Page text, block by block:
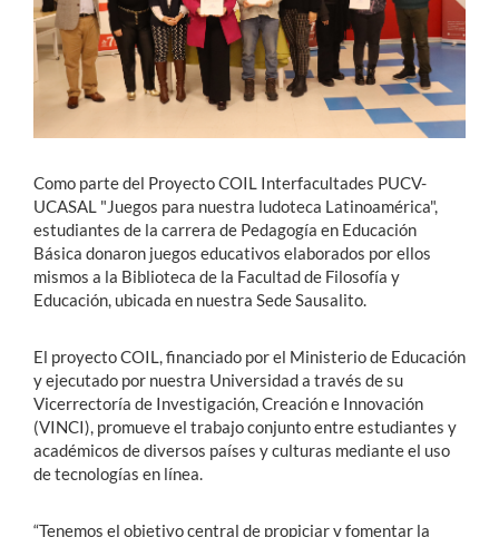
Alumni
Como parte del Proyecto COIL Interfacultades PUCV-
UCASAL "Juegos para nuestra ludoteca Latinoamérica",
estudiantes de la carrera de Pedagogía en Educación
Básica donaron juegos educativos elaborados por ellos
mismos a la Biblioteca de la Facultad de Filosofía y
Educación, ubicada en nuestra Sede Sausalito.
El proyecto COIL, financiado por el Ministerio de Educación
y ejecutado por nuestra Universidad a través de su
Vicerrectoría de Investigación, Creación e Innovación
(VINCI), promueve el trabajo conjunto entre estudiantes y
académicos de diversos países y culturas mediante el uso
de tecnologías en línea.
“Tenemos el objetivo central de propiciar y fomentar la